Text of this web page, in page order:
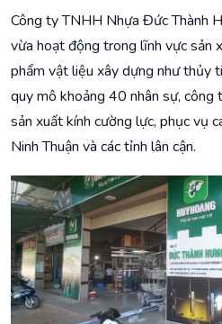
Công ty TNHH Nhựa Đức Thành
vừa hoạt động trong lĩnh vực sản
phẩm vật liệu xây dựng như thủy
quy mô khoảng 40 nhân sự,
sản xuất kính cường lực, phục vụ
Ninh Thuận và các tỉnh lân cận.